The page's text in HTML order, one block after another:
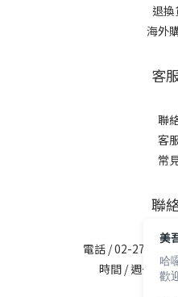
退
海外
客
聯
客
常
聯
電話 / 02-2713-
時間 / 週一至
美
哈
歡